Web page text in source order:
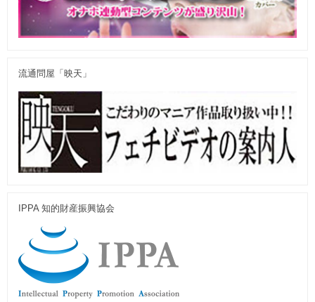
流通問屋「映天」
IPPA 知的財産振興協会